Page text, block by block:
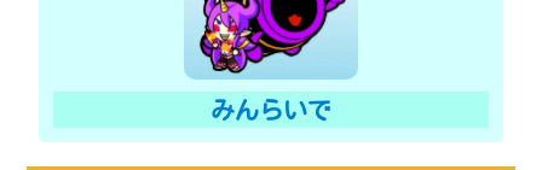
みんらいで